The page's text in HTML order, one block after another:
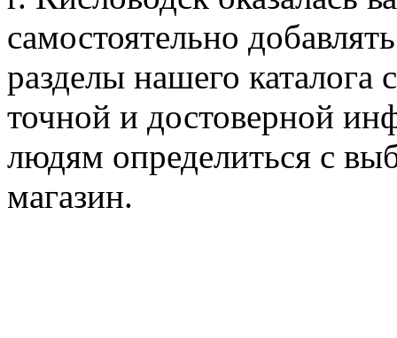
самостоятельно
разделы нашего каталога
точной и достоверной
людям определиться с
магазин.